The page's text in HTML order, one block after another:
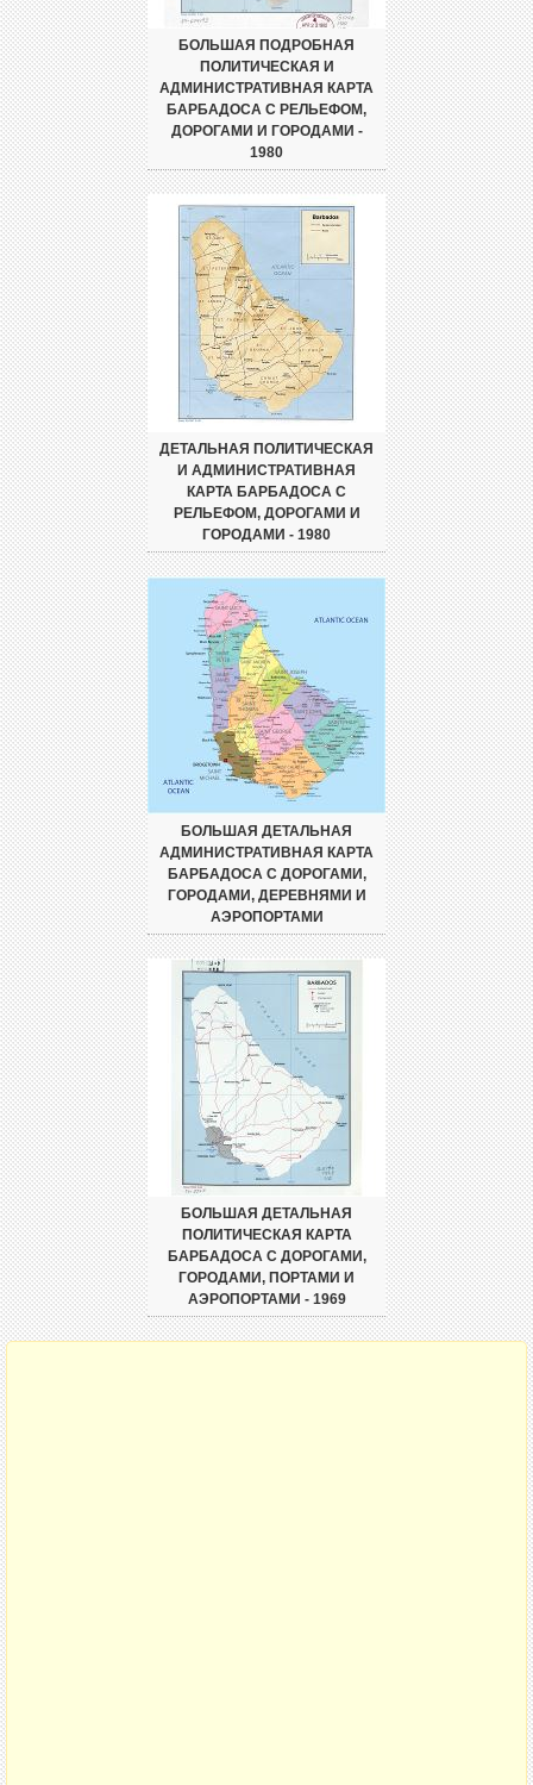
БОЛЬШАЯ ПОДРОБНАЯ
ПОЛИТИЧЕСКАЯ И
АДМИНИСТРАТИВНАЯ КАРТА
БАРБАДОСА С РЕЛЬЕФОМ,
ДОРОГАМИ И ГОРОДАМИ -
1980
ДЕТАЛЬНАЯ ПОЛИТИЧЕСКАЯ
И АДМИНИСТРАТИВНАЯ
КАРТА БАРБАДОСА С
РЕЛЬЕФОМ, ДОРОГАМИ И
ГОРОДАМИ - 1980
БОЛЬШАЯ ДЕТАЛЬНАЯ
АДМИНИСТРАТИВНАЯ КАРТА
БАРБАДОСА С ДОРОГАМИ,
ГОРОДАМИ, ДЕРЕВНЯМИ И
АЭРОПОРТАМИ
БОЛЬШАЯ ДЕТАЛЬНАЯ
ПОЛИТИЧЕСКАЯ КАРТА
БАРБАДОСА С ДОРОГАМИ,
ГОРОДАМИ, ПОРТАМИ И
АЭРОПОРТАМИ - 1969